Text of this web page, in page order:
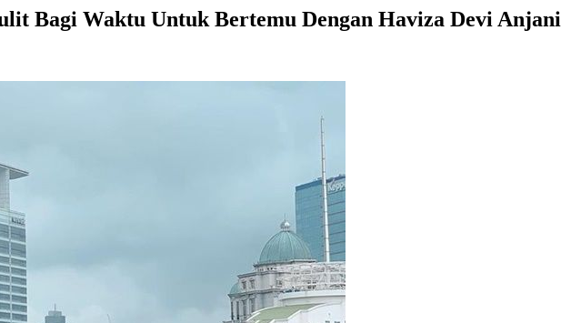
Bagi Waktu Untuk Bertemu Dengan Haviza Devi Anjani